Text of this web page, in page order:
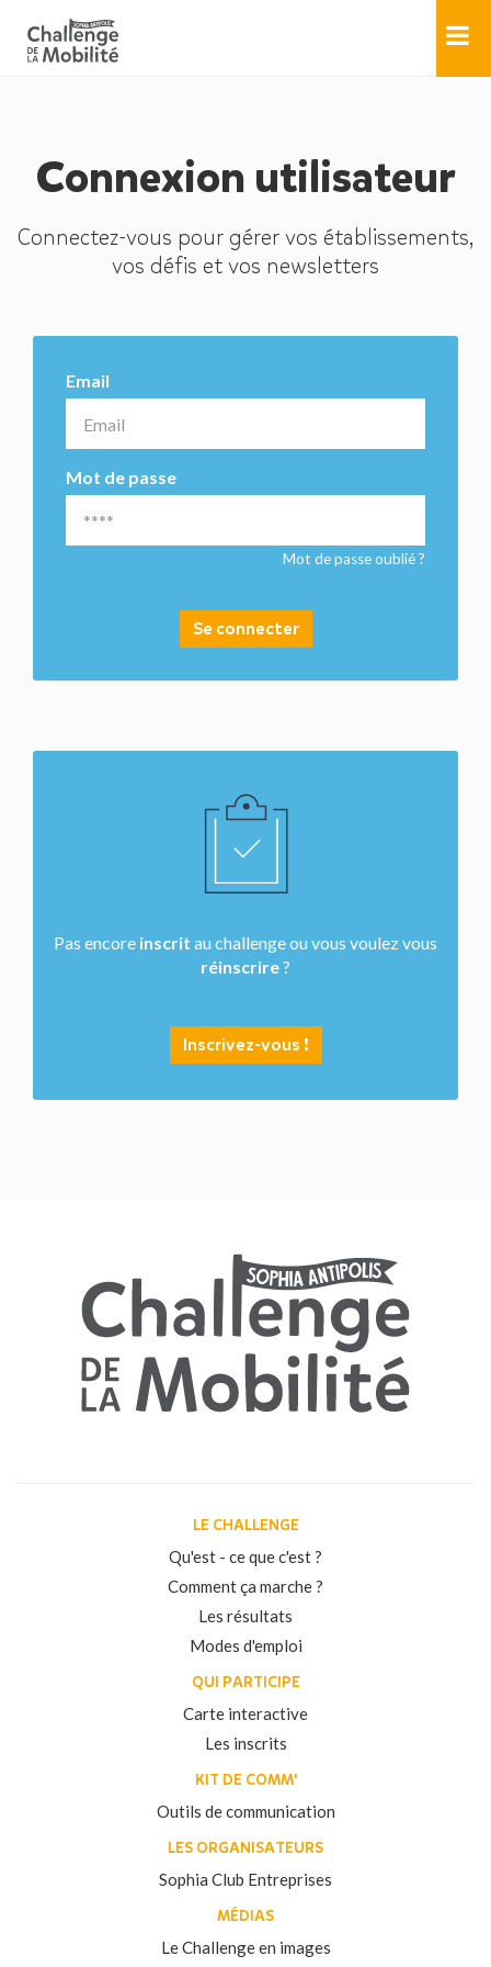
Connexion utilisateur
Connectez-vous pour gérer vos établissements,
vos défis et vos newsletters
Email
Mot de passe
Mot de passe oublié ?
Se connecter
Pas encore inscrit au challenge ou vous voulez vous
réinscrire?
Inscrivez-vous !
LE CHALLENGE
Qu'est - ce que c'est ?
Comment ça marche ?
Les résultats
Modes d'emploi
QUI PARTICIPE
Carte interactive
Les inscrits
KIT DE COMM'
Outils de communication
LES ORGANISATEURS
Sophia Club Entreprises
MÉDIAS
Le Challenge en images